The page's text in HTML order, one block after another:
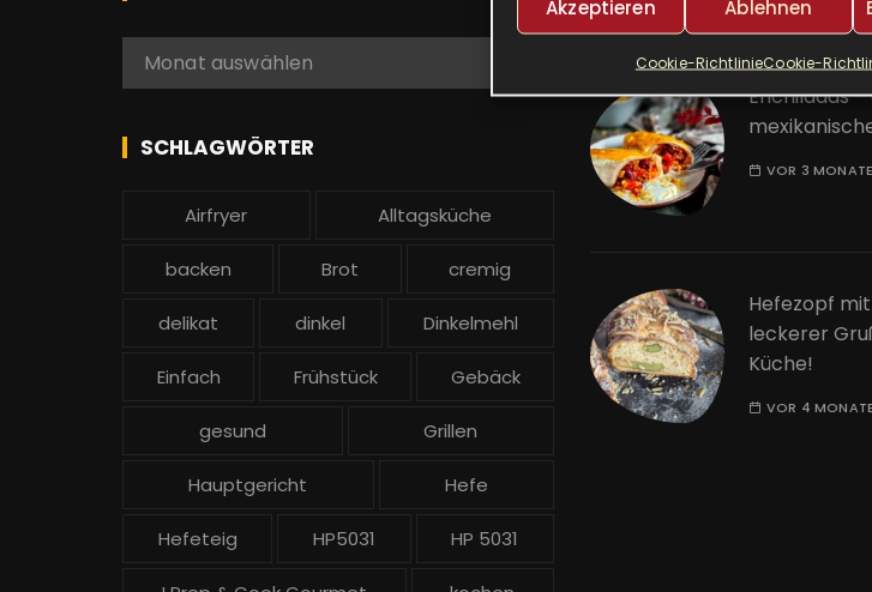
Akzeptieren Ablehnen
Cookie-RichtlinieCookie-
e
n
c
:
e
Monat auswählen
SCHLAGWÖRTER
Airfryer Alltagsküche
backen Brot cremig
delikat dinkel Dinkelmehl
Einfach Frühstück Gebäck
gesund Grillen
Hauptgericht Hefe
Hefeteig HP5031 HP 5031
Enchiladas –
VOR 3
Hefezopf
leckerer
Küche!
VOR 4